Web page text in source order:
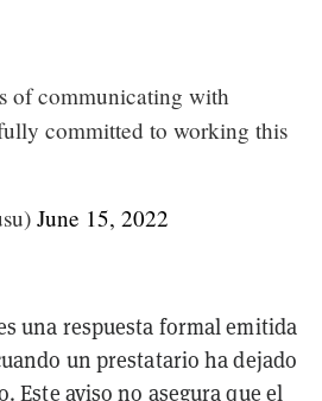
of communicating with
committed to working this
June 15, 2022
una respuesta formal emitida
un prestatario ha dejado
Este aviso no asegura que el